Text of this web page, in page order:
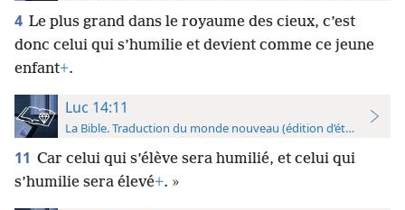
4 Le plus grand dans le royaume des cieux, c’est
donc celui qui s’humilie et devient comme ce jeune
enfant+.
Luc 14:11
La Bible. Traduction du monde nouveau (édition d’étude)
11 Car celui qui s’élève sera humilié, et celui qui
s’humilie sera élevé+. »